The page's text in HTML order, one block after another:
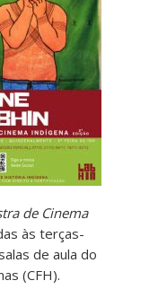
de Cinema
às terças-
de aula do
(CFH).